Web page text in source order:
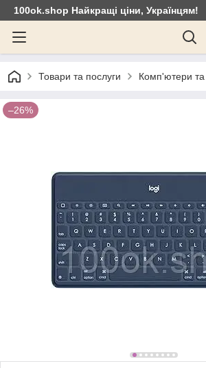
100ok.shop Найкращі ціни, Українцям!
Товари та послуги Комп'ютери та
–26%